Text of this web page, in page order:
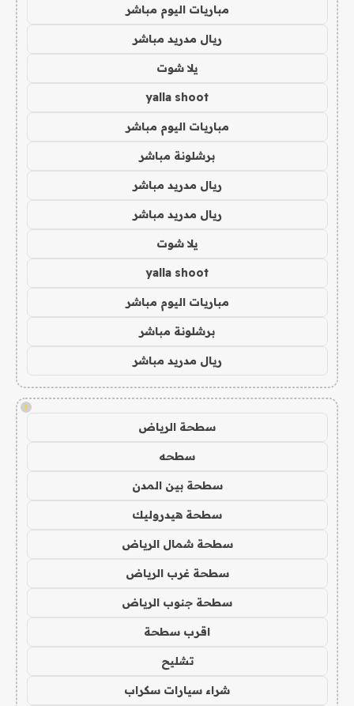
مباريات اليوم مباشر
ريال مدريد مباشر
يلا شوت
yalla shoot
مباريات اليوم مباشر
برشلونة مباشر
ريال مدريد مباشر
ريال مدريد مباشر
يلا شوت
yalla shoot
مباريات اليوم مباشر
برشلونة مباشر
ريال مدريد مباشر
!
سطحة الرياض
سطحه
سطحة بين المدن
سطحة هيدروليك
سطحة شمال الرياض
سطحة غرب الرياض
سطحة جنوب الرياض
اقرب سطحة
تشليح
شراء سيارات سكراب